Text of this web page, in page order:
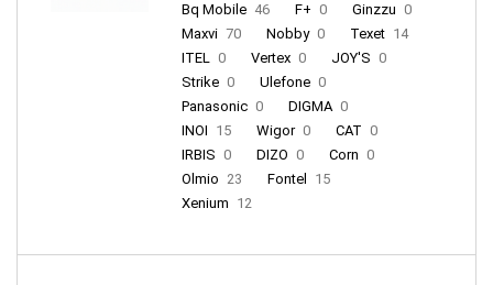
Bq Mobile 46 F+ 0 Ginzzu 0
Maxvi 70 Nobby 0 Texet 14
ITEL 0 Vertex 0 JOY'S 0
Strike 0 Ulefone 0
Panasonic 0 DIGMA 0
INOI 15 Wigor 0 CAT 0
IRBIS 0 DIZO 0 Corn 0
Olmio 23 Fontel
15
Xenium 12